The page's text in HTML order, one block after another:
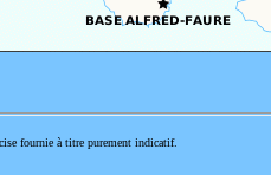
fournie à titre purement indicatif.